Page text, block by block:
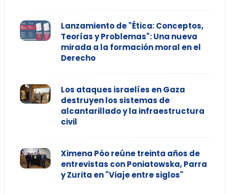
Lanzamiento de "Ética: Conceptos,
Teorías y Problemas": Una nueva
mirada a la formación moral en el
Derecho
Los ataques israelíes en Gaza
destruyen los sistemas de
alcantarillado y la infraestructura
civil
Ximena Póo reúne treinta años de
entrevistas con Poniatowska, Parra
y Zurita en "Viaje entre siglos"